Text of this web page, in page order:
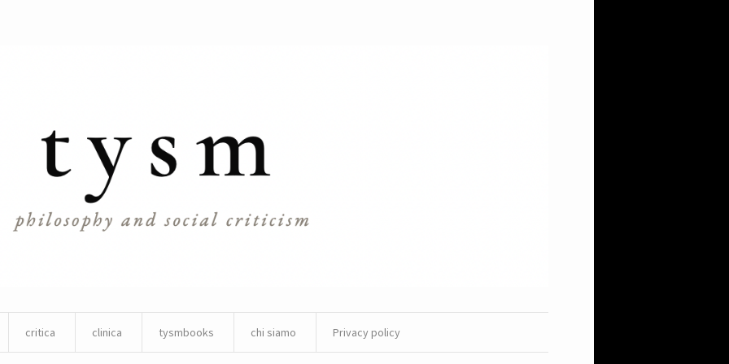
critica clinica tysmbooks chi siamo Privacy policy